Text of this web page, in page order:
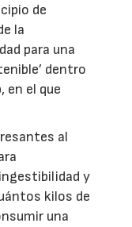
de
la
para una
dentro
en el que
al
y
kilos de
una